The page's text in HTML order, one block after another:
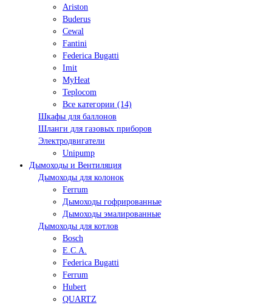
Ariston
Buderus
Cewal
Fantini
Federica Bugatti
Imit
MyHeat
Teplocom
Все категории (14)
Шкафы для баллонов
Шланги для газовых приборов
Электродвигатели
Unipump
Дымоходы и Вентиляция
Дымоходы для колонок
Ferrum
Дымоходы гофрированные
Дымоходы эмалированные
Дымоходы для котлов
Bosch
E.C.A.
Federica Bugatti
Ferrum
Hubert
QUARTZ